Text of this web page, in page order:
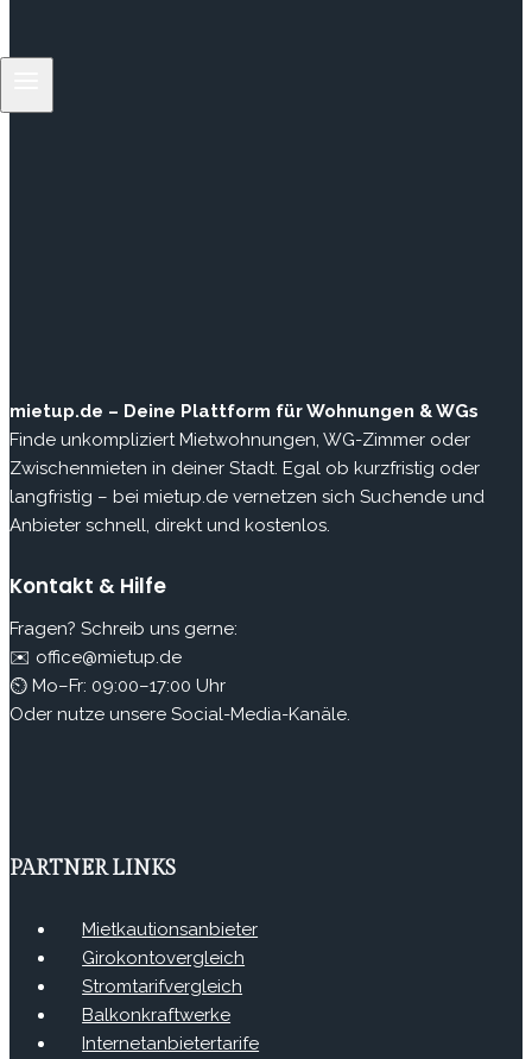
mietup.de – Deine Plattform für Wohnungen & WGs
Finde unkompliziert Mietwohnungen, WG-Zimmer oder
Zwischenmieten in deiner Stadt. Egal ob kurzfristig oder
langfristig – bei mietup.de vernetzen sich Suchende und
Anbieter schnell, direkt und kostenlos.
Kontakt & Hilfe
Fragen? Schreib uns gerne:
✉️ office@mietup.de
⏲ Mo–Fr: 09:00–17:00 Uhr
Oder nutze unsere Social-Media-Kanäle.
PARTNER LINKS
Mietkautionsanbieter
Girokontovergleich
Stromtarifvergleich
Balkonkraftwerke
Internetanbietertarife